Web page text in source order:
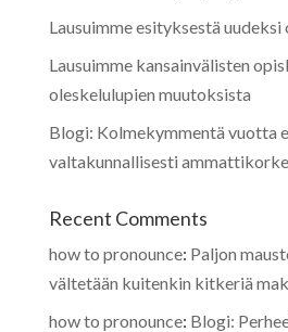
Lausuimme esityksestä
Lausuimme kansainvälisten
oleskelulupien muutoksista
Blogi: Kolmekymmentä vuotta
valtakunnallisesti
Recent Comments
how to pronounce: Paljon
vältetään kuitenkin kitkeriä
how to pronounce: Blogi: